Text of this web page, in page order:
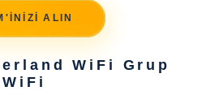
ALIN
WiFi Grup
WiFi